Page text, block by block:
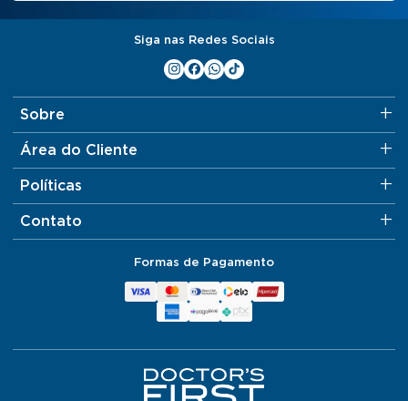
Siga nas Redes Sociais
Sobre
Área do Cliente
Políticas
Contato
Formas de Pagamento